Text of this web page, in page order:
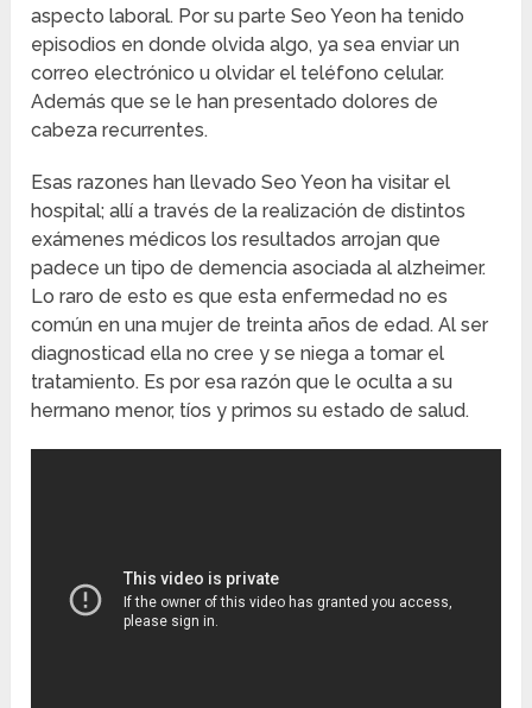
aspecto laboral. Por su parte Seo Yeon ha tenido
episodios en donde olvida algo, ya sea enviar un
correo electrónico u olvidar el teléfono celular.
Además que se le han presentado dolores de
cabeza recurrentes.
Esas razones han llevado Seo Yeon ha visitar el
hospital; allí a través de la realización de distintos
exámenes médicos los resultados arrojan que
padece un tipo de demencia asociada al alzheimer.
Lo raro de esto es que esta enfermedad no es
común en una mujer de treinta años de edad. Al ser
diagnosticad ella no cree y se niega a tomar el
tratamiento. Es por esa razón que le oculta a su
hermano menor, tíos y primos su estado de salud.